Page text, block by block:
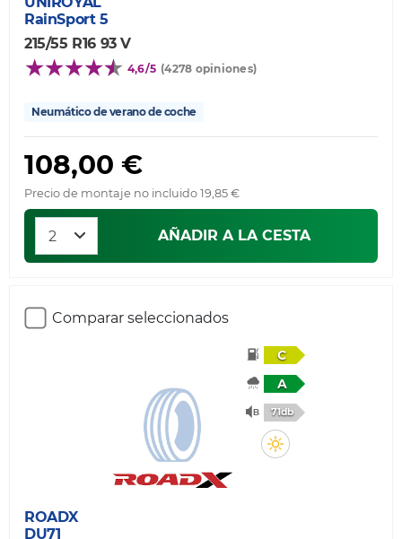
RainSport 5
215/55 R16 93 V
4,6/5 (4278 opiniones)
Neumático de verano de coche
108,00 €
Precio de montaje no incluido 19,85 €
AÑADIR A LA CESTA
Comparar seleccionados
C
A
71db
ROADX
DU71